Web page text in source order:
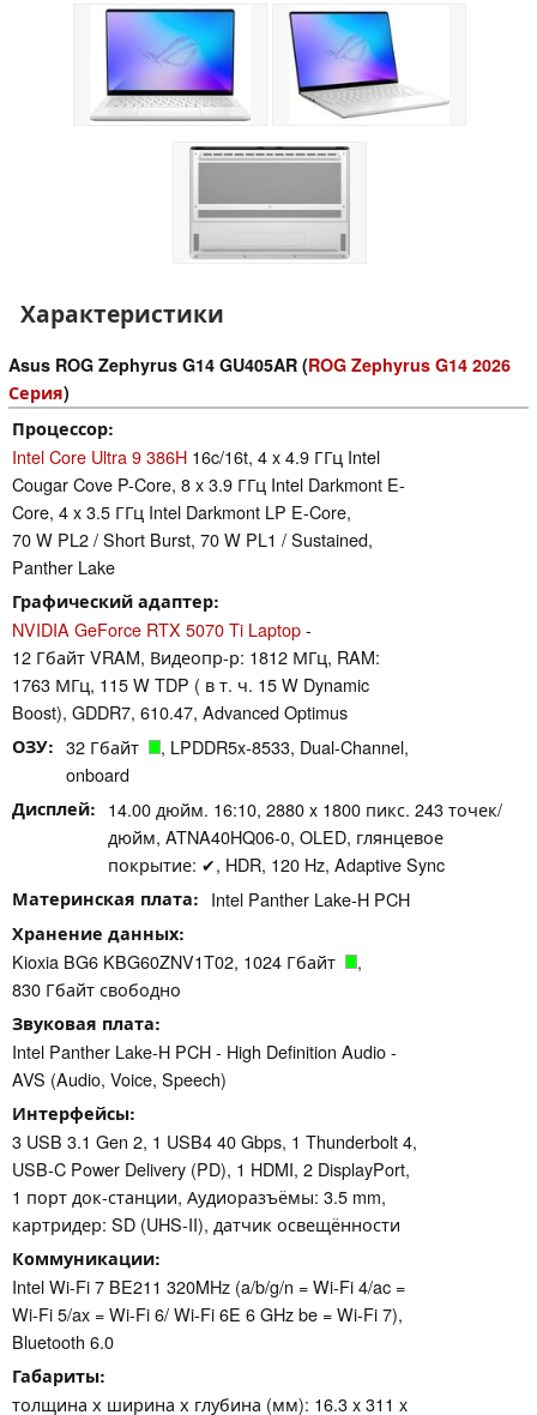
Характеристики
Asus ROG Zephyrus G14 GU405AR (ROG Zephyrus G14 2026
Серия)
Процессор
Intel Core Ultra 9 386H 16c/16t, 4 x 4.9 ГГц Intel
Cougar Cove P-Core, 8 x 3.9 ГГц Intel Darkmont E-
Core, 4 x 3.5 ГГц Intel Darkmont LP E-Core,
70 W PL2 / Short Burst, 70 W PL1 / Sustained,
Panther Lake
Графический адаптер
NVIDIA GeForce RTX 5070 Ti Laptop-
12 Гбайт VRAM, Видеопр-р: 1812 МГц, RAM:
1763 МГц, 115 W TDP ( в т. ч. 15 W Dynamic
Boost), GDDR7, 610.47, Advanced Optimus
ОЗУ 32 Гбайт
, LPDDR5x-8533, Dual-Channel,
onboard
Дисплей
14.00 дюйм. 16:10, 2880 x 1800 пикс. 243 точек/
дюйм, ATNA40HQ06-0, OLED, глянцевое
покрытие: ✔, HDR, 120 Hz, Adaptive Sync
Материнская плата Intel Panther Lake-H PCH
Хранение данных
Kioxia BG6 KBG60ZNV1T02, 1024 Гбайт
,
830 Гбайт свободно
Звуковая плата
Intel Panther Lake-H PCH - High Definition Audio -
AVS (Audio, Voice, Speech)
Интерфейсы
3 USB 3.1 Gen 2, 1 USB4 40 Gbps, 1 Thunderbolt 4,
USB-C Power Delivery (PD), 1 HDMI, 2 DisplayPort,
1 порт док-станции, Аудиоразъёмы: 3.5 mm,
картридер: SD (UHS-II), датчик освещённости
Коммуникации
Intel Wi-Fi 7 BE211 320MHz (a/b/g/n = Wi-Fi 4/ac =
Wi-Fi 5/ax = Wi-Fi 6/ Wi-Fi 6E 6 GHz be = Wi-Fi 7),
Bluetooth 6.0
Габариты
толщина х ширина х глубина (мм): 16.3 x 311 x